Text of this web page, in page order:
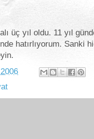
üç yıl oldu. 11 yıl
hatırlıyorum. Sanki